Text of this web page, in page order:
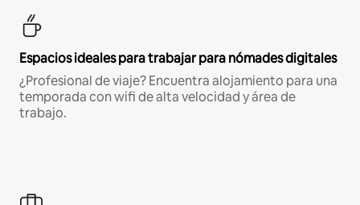
Espacios ideales para trabajar para nómades digitales
¿Profesional de viaje? Encuentra alojamiento para una
temporada con wifi de alta velocidad y área de
trabajo.